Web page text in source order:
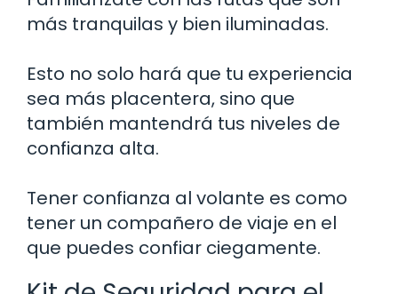
más tranquilas y bien iluminadas.
Esto no solo hará que tu experiencia
sea más placentera, sino que
también mantendrá tus niveles de
confianza alta.
Tener confianza al volante es como
tener un compañero de viaje en el
que puedes confiar ciegamente.